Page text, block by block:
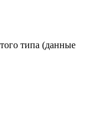
типа (данные